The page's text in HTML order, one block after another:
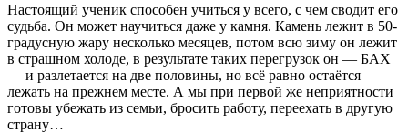
Настоящий ученик способен учиться у всего, с чем сводит его
судьба. Он может научиться даже у камня. Камень лежит в 50-
градусную жару несколько месяцев, потом всю зиму он лежит
в страшном холоде, в результате таких перегрузок он — БАХ
— и разлетается на две половины, но всё равно остаётся
лежать на прежнем месте. А мы при первой же неприятности
готовы убежать из семьи, бросить работу, переехать в другую
страну…